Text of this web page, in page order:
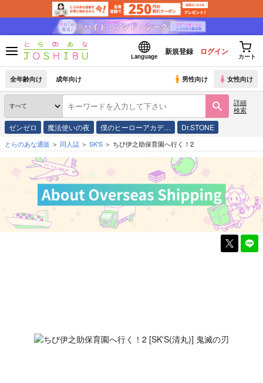
Language
新規登録 ログイン
カート
全年齢向け 成年向け 男性向け 女性向け
詳細
検索
ゼンゼロ 魔法使いの夜 僕のヒーローアカデ… Dr.STONE
とらのあな通販 同人誌 SK'S ちび伊之助保育園へ行く！2